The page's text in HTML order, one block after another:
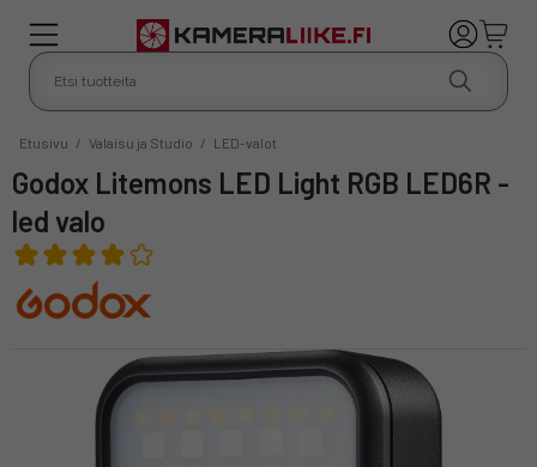
Etusivu / Valaisu ja Studio / LED-valot
Godox Litemons LED Light RGB LED6R -
led valo